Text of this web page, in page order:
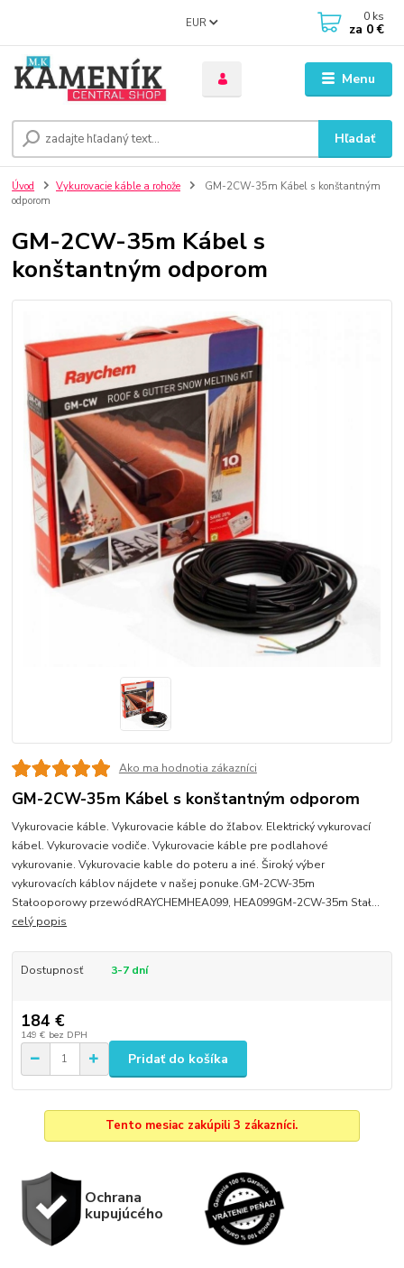
Menu
EUR
Hľadať
0 ks
za 0 €
Úvod Vykurovacie káble a rohože
GM-2CW-35m Kábel s konštantným
odporom
GM-2CW-35m Kábel s
konštantným odporom
Ako ma hodnotia zákazníci
GM-2CW-35m Kábel s konštantným odporom
Vykurovacie káble. Vykurovacie káble do žľabov. Elektrický vykurovací
kábel. Vykurovacie vodiče. Vykurovacie káble pre podlahové
vykurovanie. Vykurovacie kable do poteru a iné. Široký výber
vykurovacích káblov nájdete v našej ponuke.GM-2CW-35m
Stałooporowy przewódRAYCHEMHEA099, HEA099GM-2CW-35m Stał...
celý popis
Dostupnosť 3-7 dní
184 €
149 € bez DPH
Pridať do košíka
Tento mesiac zakúpili 3 zákazníci.
Ochrana
kupujúcého